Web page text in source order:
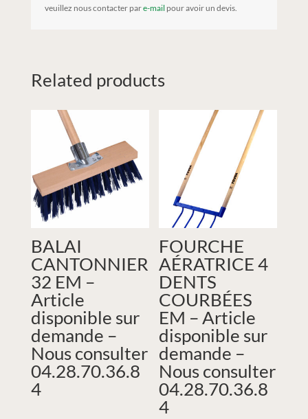
veuillez nous contacter pare-mail pour avoir un devis.
Related products
BALAI
CANTONNIER
32 EM –
Article
disponible sur
demande –
Nous consulter
04.28.70.36.8
4
FOURCHE
AÉRATRICE 4
DENTS
COURBÉES
EM – Article
disponible sur
demande –
Nous consulter
04.28.70.36.8
4